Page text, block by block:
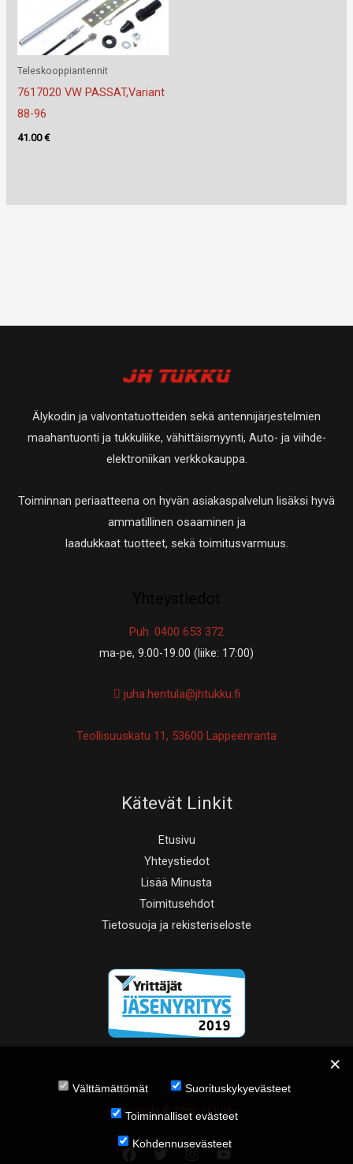
Teleskooppiantennit
7617020 VW PASSAT,Variant
88-96
41.00€
Älykodin ja valvontatuotteiden sekä antennijärjestelmien
maahantuonti ja tukkuliike, vähittäismyynti, Auto- ja viihde-
elektroniikan verkkokauppa.
Toiminnan periaatteena on hyvän asiakaspalvelun lisäksi hyvä
ammatillinen osaaminen ja
laadukkaat tuotteet, sekä toimitusvarmuus.
Puh. 0400 653 372
ma-pe, 9.00-19.00 (liike: 17:00)
juha.hentula@jhtukku.fi
Teollisuuskatu 11, 53600 Lappeenranta
Kätevät Linkit
Etusivu
Yhteystiedot
Lisää Minusta
Toimitusehdot
Tietosuoja ja rekisteriseloste
Copyright © 2026 JH Tukku
Välttämättömät Suorituskykyevästeet
Toiminnalliset evästeet
Kohdennusevästeet